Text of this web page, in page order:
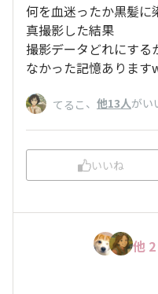
何を血迷ったか黒髪
真撮影した結果
撮影データどれにする
なかった記憶あります
てるこ 、 他13人がい
いいね
他